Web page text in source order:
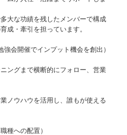
大な功績を残したメンバーで構成
成・牽引を担っています。
会開催でインプット機会を創出）
ングまで横断的にフォロー、営業
ノウハウを活用し、誰もが使える
種への配置）